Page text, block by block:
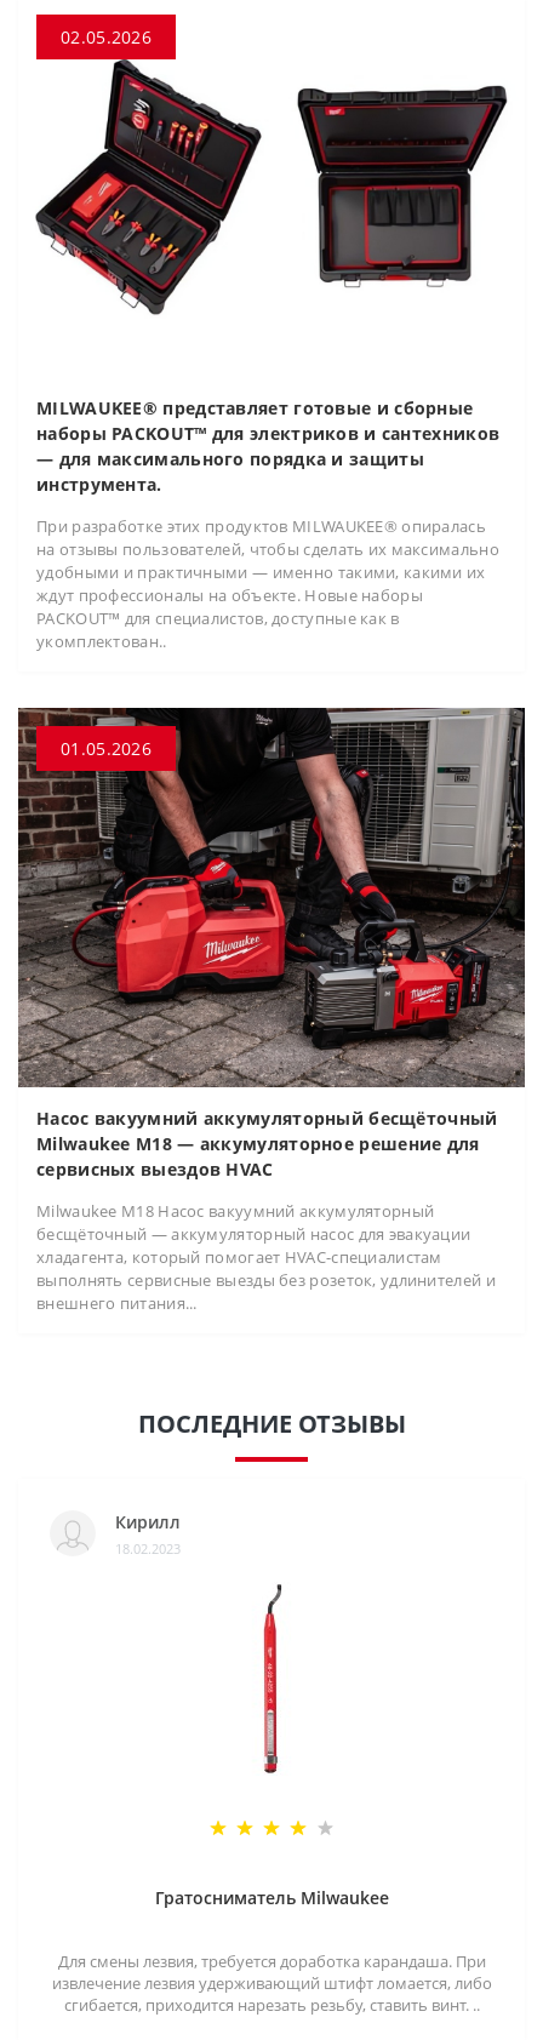
02.05.2026
MILWAUKEE® представляет готовые и сборные
наборы PACKOUT™ для электриков и сантехников
— для максимального порядка и защиты
инструмента.
При разработке этих продуктов MILWAUKEE® опиралась
на отзывы пользователей, чтобы сделать их максимально
удобными и практичными — именно такими, какими их
ждут профессионалы на объекте. Новые наборы
PACKOUT™ для специалистов, доступные как в
укомплектован..
01.05.2026
Насос вакуумний аккумуляторный бесщёточный
Milwaukee M18 — аккумуляторное решение для
сервисных выездов HVAC
Milwaukee M18 Насос вакуумний аккумуляторный
бесщёточный — аккумуляторный насос для эвакуации
хладагента, который помогает HVAC-специалистам
выполнять сервисные выезды без розеток, удлинителей и
внешнего питания...
ПОСЛЕДНИЕ ОТЗЫВЫ
Кирилл
18.02.2023
Гратосниматель Milwaukee
Для смены лезвия, требуется доработка карандаша. При
извлечение лезвия удерживающий штифт ломается, либо
сгибается, приходится нарезать резьбу, ставить винт. ..